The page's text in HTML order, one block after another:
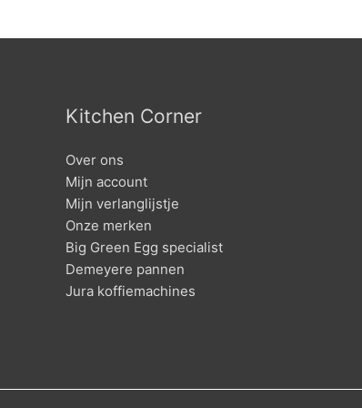
Kitchen Corner
Over ons
Mijn account
Mijn verlanglijstje
Onze merken
Big Green Egg specialist
Demeyere pannen
Jura koffiemachines